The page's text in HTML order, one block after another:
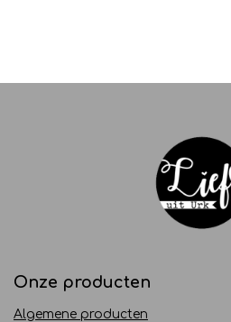
Onze producten
Algemene producten